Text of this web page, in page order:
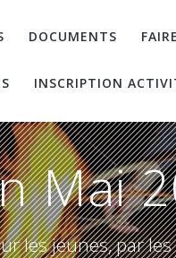
DOCUMENTS
INSCRIPTION
Mai
les jeunes, par